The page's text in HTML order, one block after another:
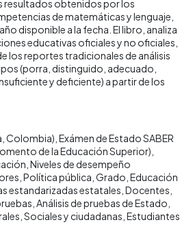
resultados obtenidos por los
de matemáticas y lenguaje,
disponible a la fecha. El libro, analiza
educativas oficiales y no oficiales,
los reportes tradicionales de análisis
(porra, distinguido, adecuado,
y deficiente) a partir de los
Colombia) Exámen de Estado SABER
de la Educación Superior)
Niveles de desempeño
Política pública Grado Educación
estandarizadas estatales Docentes
Análisis de pruebas de Estado
Sociales y ciudadanas Estudiantes